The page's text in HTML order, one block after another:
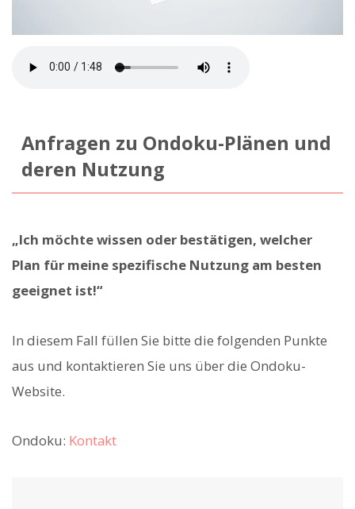
Anfragen zu Ondoku-Plänen und
deren Nutzung
„Ich möchte wissen oder bestätigen, welcher
Plan für meine spezifische Nutzung am besten
geeignet ist!“
In diesem Fall füllen Sie bitte die folgenden Punkte
aus und kontaktieren Sie uns über die Ondoku-
Website.
Ondoku: Kontakt